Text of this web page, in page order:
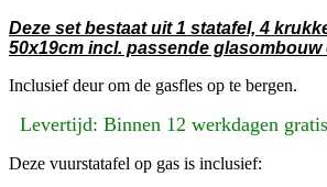
Deze set bestaat uit 1 statafel, 4
50x19cm incl. passende glasombouw
Inclusief deur om de gasfles op te bergen.
Levertijd: Binnen 12 werkdagen
Deze vuurstatafel op gas is